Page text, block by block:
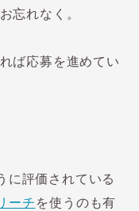
忘れなく。
ば応募を進めてい
に評価されている
ーチ を使うのも有